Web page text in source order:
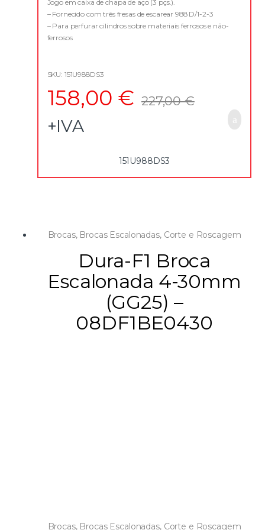
u
o
Jogo em caixa de chapa de aço (3 pçs.).
– Fornecido com três fresas de escarear 988 D/1-2-3
– Para perfurar cilindros sobre materiais ferrosos e não-
ferrosos
SKU: 151U988DS3
158,00 € 227,00€
+IVA
151U988DS3
Brocas, Brocas Escalonadas, Corte e Roscagem
Dura-F1 Broca
Escalonada 4-30mm
(GG25) –
08DF1BE0430
Brocas, Brocas Escalonadas, Corte e Roscagem